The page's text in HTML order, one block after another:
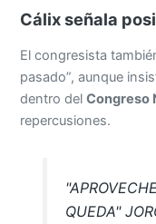
Cálix señala
El congresista
pasado”, aunque
dentro delCongreso
repercusiones.
QUEDA"